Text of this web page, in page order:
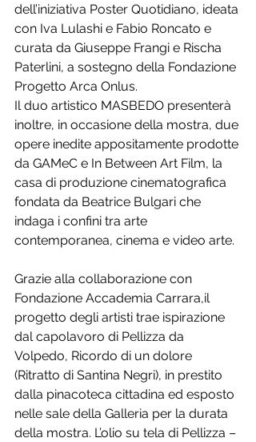
dell’iniziativa Poster Quotidiano, ideata
con Iva Lulashi e Fabio Roncato e
curata da Giuseppe Frangi e Rischa
Paterlini, a sostegno della Fondazione
Progetto Arca Onlus.
Il duo artistico MASBEDO presenterà
inoltre, in occasione della mostra, due
opere inedite appositamente prodotte
da GAMeC e In Between Art Film, la
casa di produzione cinematografica
fondata da Beatrice Bulgari che
indaga i confini tra arte
contemporanea, cinema e video arte.
Grazie alla collaborazione con
Fondazione Accademia Carrara,il
progetto degli artisti trae ispirazione
dal capolavoro di Pellizza da
Volpedo, Ricordo di un dolore
(Ritratto di Santina Negri), in prestito
dalla pinacoteca cittadina ed esposto
nelle sale della Galleria per la durata
della mostra. L’olio su tela di Pellizza –